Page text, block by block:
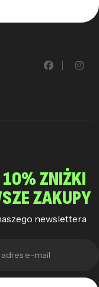
10% ZNIŻKI
ZAKUPY
newslettera